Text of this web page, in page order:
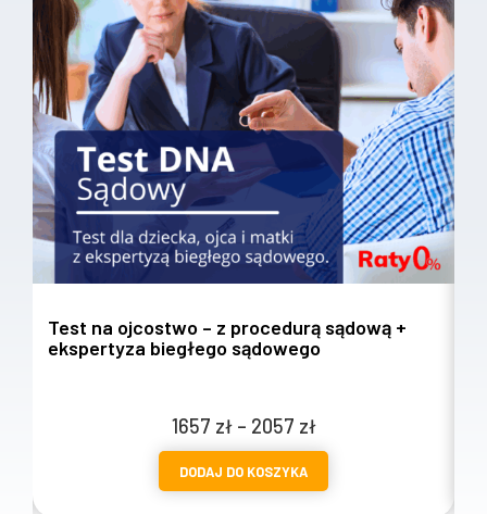
Test na ojcostwo – z procedurą sądową +
ekspertyza biegłego sądowego
1657 zł – 2057 złZakres
cen:
DODAJ DO KOSZYKA